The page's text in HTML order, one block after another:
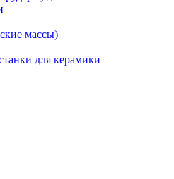
массы)
для керамики